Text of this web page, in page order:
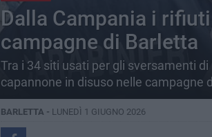
Dalla Campania i
campagne di Barletta
Tra i 34 siti usati per gli sversamenti
capannone in disuso nelle campagne
BARLETTA - LUNEDÌ 1 GIUGNO 2026